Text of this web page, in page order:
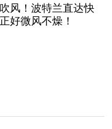
风！波特兰直达快
好微风不燥！